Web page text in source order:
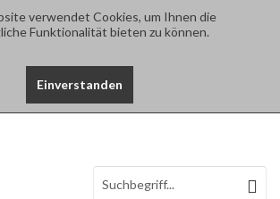
verwendet Cookies, um Ihnen die
Funktionalität bieten zu können.
Einverstanden